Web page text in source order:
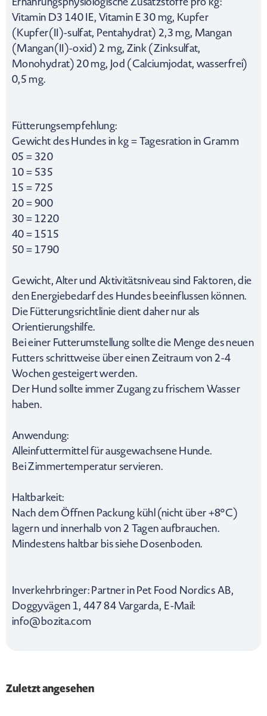
Vitamin D3 140 IE, Vitamin E 30 mg, Kupfer
(Kupfer(II)-sulfat, Pentahydrat) 2,3 mg, Mangan
(Mangan(II)-oxid) 2 mg, Zink (Zinksulfat,
Monohydrat) 20 mg, Jod (Calciumjodat, wasserfrei)
0,5 mg.
Fütterungsempfehlung:
Gewicht des Hundes in kg = Tagesration in Gramm
05 = 320
10 = 535
15 = 725
20 = 900
30 = 1220
40 = 1515
50 = 1790
Gewicht, Alter und Aktivitätsniveau sind Faktoren, die
den Energiebedarf des Hundes beeinflussen können.
Die Fütterungsrichtlinie dient daher nur als
Orientierungshilfe.
Bei einer Futterumstellung sollte die Menge des neuen
Futters schrittweise über einen Zeitraum von 2-4
Wochen gesteigert werden.
Der Hund sollte immer Zugang zu frischem Wasser
haben.
Anwendung:
Alleinfuttermittel für ausgewachsene Hunde.
Bei Zimmertemperatur servieren.
Haltbarkeit:
Nach dem Öffnen Packung kühl (nicht über +8°C)
lagern und innerhalb von 2 Tagen aufbrauchen.
Mindestens haltbar bis siehe Dosenboden.
Inverkehrbringer: Partner in Pet Food Nordics AB,
Doggyvägen 1, 447 84 Vargarda, E-Mail:
info@bozita.com
Zuletzt angesehen